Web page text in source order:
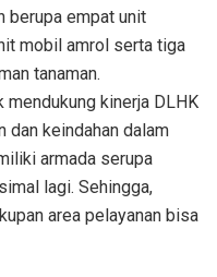
berupa empat unit
mobil amrol serta tiga
tanaman.
mendukung kinerja DLHK
dan keindahan dalam
armada serupa
lagi. Sehingga,
area pelayanan bisa